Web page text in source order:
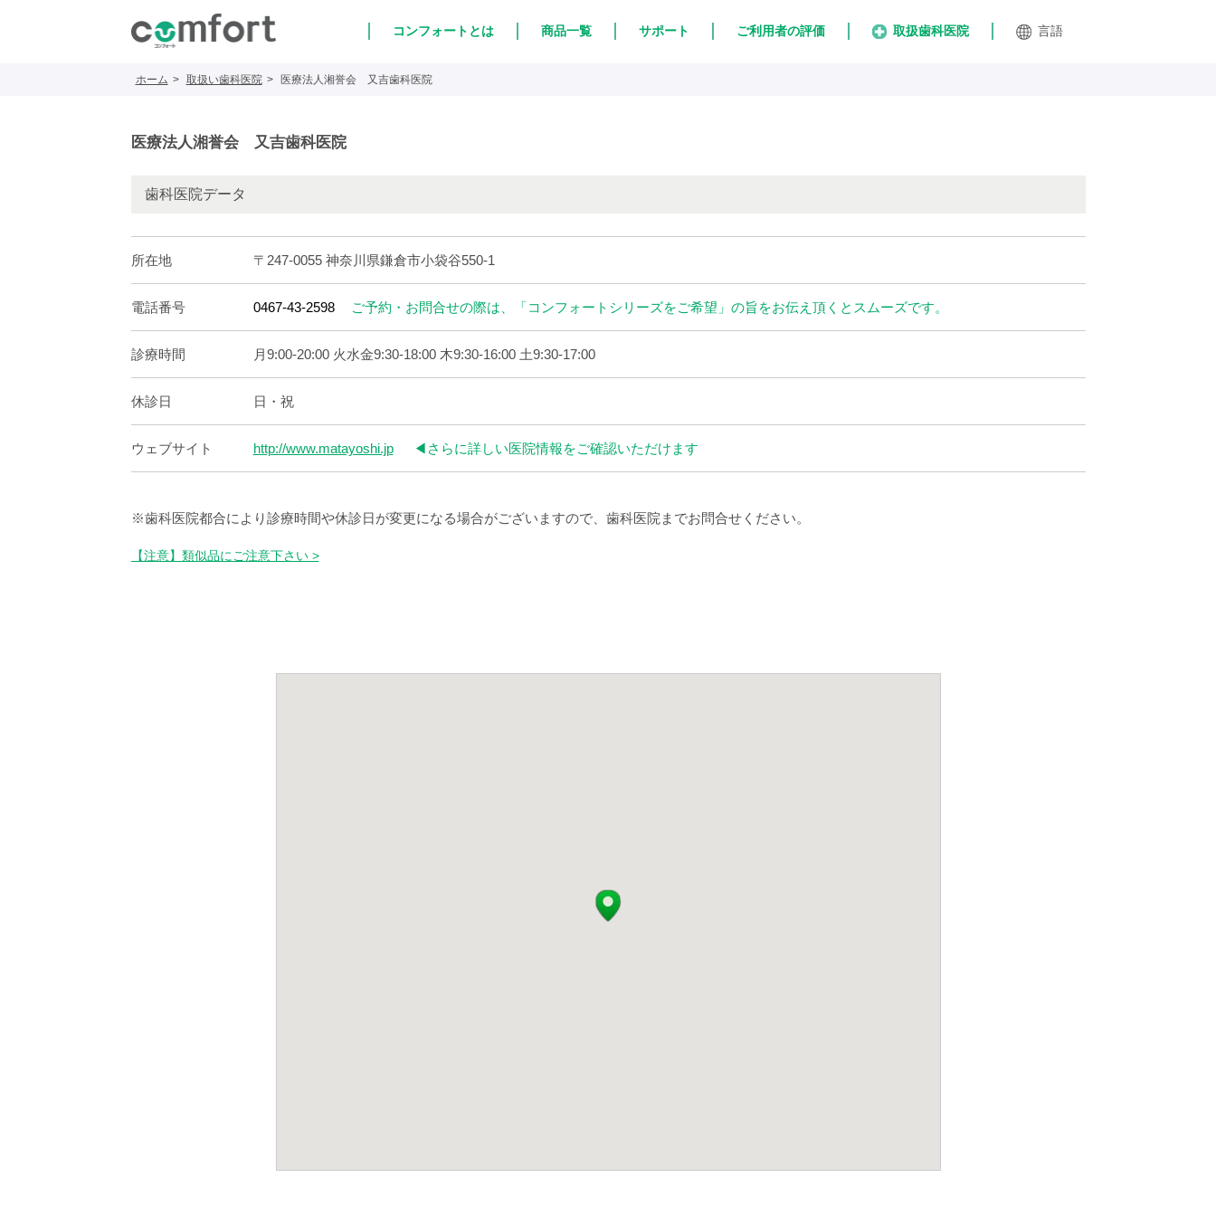
コンフォートとは 商品一覧 サポート ご利用者の評価 取扱歯科医院 言語
ホーム 取扱い歯科医院 医療法人湘誉会 又吉歯科医院
医療法人湘誉会 又吉歯科医院
歯科医院データ
所在地 〒247-0055 神奈川県鎌倉市小袋谷550-1
電話番号 0467-43-2598 ご予約・お問合せの際は、「コンフォートシリーズをご希望」の旨をお伝え頂くとスムーズです。
診療時間 月9:00-20:00 火水金9:30-18:00 木9:30-16:00 土9:30-17:00
休診日 日・祝
ウェブサイト http://www.matayoshi.jp ◀︎さらに詳しい医院情報をご確認いただけます
※歯科医院都合により診療時間や休診日が変更になる場合がございますので、歯科医院までお問合せください。
【注意】類似品にご注意下さい >